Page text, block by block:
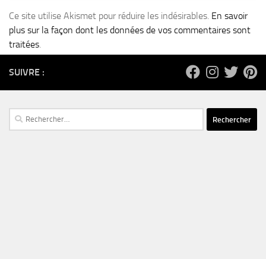
Ce site utilise Akismet pour réduire les indésirables. En savoir
plus sur la façon dont les données de vos commentaires sont
traitées.
SUIVRE :
Rechercher :